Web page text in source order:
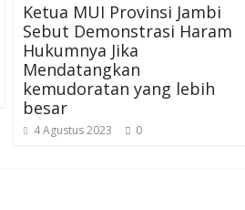
Ketua MUI Provinsi Jambi
Sebut Demonstrasi Haram
Hukumnya Jika
Mendatangkan
kemudoratan yang lebih
besar
4 Agustus 2023 0